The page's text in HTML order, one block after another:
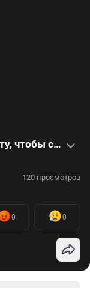
Машинист и бармен бросили работу, чтобы создавать украшения из клыков и когтей — видео
120 просмотров
0 0